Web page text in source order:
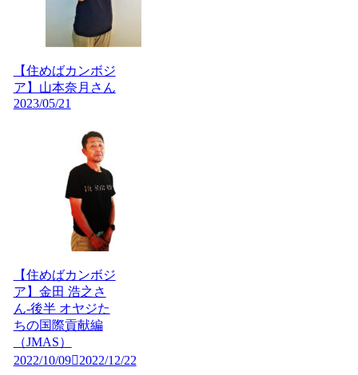
【住めばカンボジ
ア】山本奈月さん
2023/05/21
【住めばカンボジ
ア】金田 浩之さ
ん-後半 オヤジた
ちの国際貢献編
（JMAS）
2022/10/09
2022/12/22